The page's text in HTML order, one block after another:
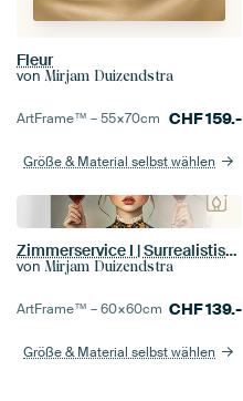
Fleur
von Mirjam Duizendstra
ArtFrame™ –55×70cm CHF159.-
Größe & Material selbst wählen
Zimmerservice I | Surrealistisches Frauenporträt
von Mirjam Duizendstra
ArtFrame™ –60×60cm CHF139.-
Größe & Material selbst wählen